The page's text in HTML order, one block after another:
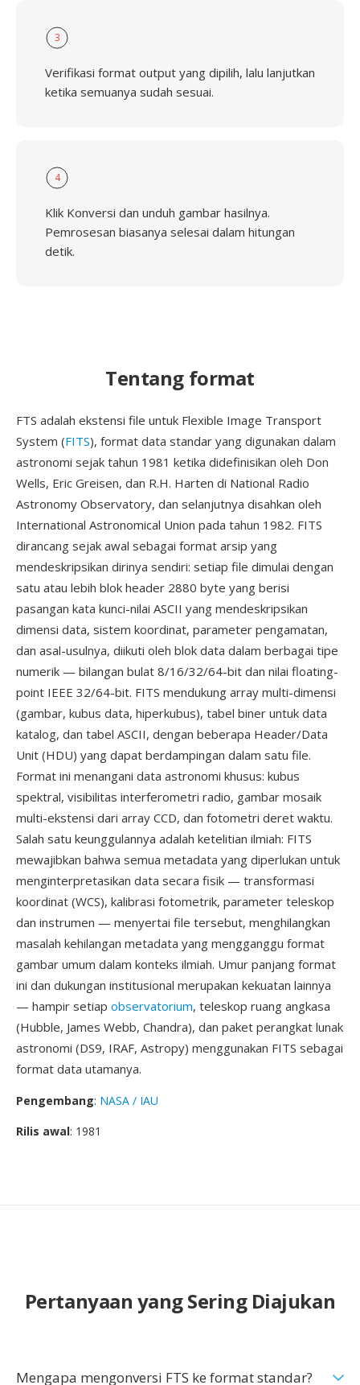
3
Verifikasi format output yang dipilih, lalu lanjutkan
ketika semuanya sudah sesuai.
4
Klik Konversi dan unduh gambar hasilnya.
Pemrosesan biasanya selesai dalam hitungan
detik.
Tentang format
FTS adalah ekstensi file untuk Flexible Image Transport
System (FITS), format data standar yang digunakan dalam
astronomi sejak tahun 1981 ketika didefinisikan oleh Don
Wells, Eric Greisen, dan R.H. Harten di National Radio
Astronomy Observatory, dan selanjutnya disahkan oleh
International Astronomical Union pada tahun 1982. FITS
dirancang sejak awal sebagai format arsip yang
mendeskripsikan dirinya sendiri: setiap file dimulai dengan
satu atau lebih blok header 2880 byte yang berisi
pasangan kata kunci-nilai ASCII yang mendeskripsikan
dimensi data, sistem koordinat, parameter pengamatan,
dan asal-usulnya, diikuti oleh blok data dalam berbagai tipe
numerik — bilangan bulat 8/16/32/64-bit dan nilai floating-
point IEEE 32/64-bit. FITS mendukung array multi-dimensi
(gambar, kubus data, hiperkubus), tabel biner untuk data
katalog, dan tabel ASCII, dengan beberapa Header/Data
Unit (HDU) yang dapat berdampingan dalam satu file.
Format ini menangani data astronomi khusus: kubus
spektral, visibilitas interferometri radio, gambar mosaik
multi-ekstensi dari array CCD, dan fotometri deret waktu.
Salah satu keunggulannya adalah ketelitian ilmiah: FITS
mewajibkan bahwa semua metadata yang diperlukan untuk
menginterpretasikan data secara fisik — transformasi
koordinat (WCS), kalibrasi fotometrik, parameter teleskop
dan instrumen — menyertai file tersebut, menghilangkan
masalah kehilangan metadata yang mengganggu format
gambar umum dalam konteks ilmiah. Umur panjang format
ini dan dukungan institusional merupakan kekuatan lainnya
— hampir setiap observatorium, teleskop ruang angkasa
(Hubble, James Webb, Chandra), dan paket perangkat lunak
astronomi (DS9, IRAF, Astropy) menggunakan FITS sebagai
format data utamanya.
Pengembang: NASA / IAU
Rilis awal: 1981
Pertanyaan yang Sering Diajukan
Mengapa mengonversi FTS ke format standar?